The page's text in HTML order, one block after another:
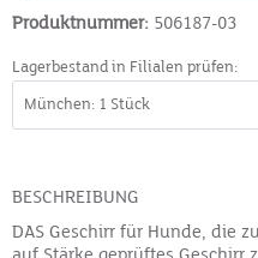
Produktnummer: 506187-03
Lagerbestand in Filialen prüfen:
BESCHREIBUNG
DAS Geschirr für Hunde, die